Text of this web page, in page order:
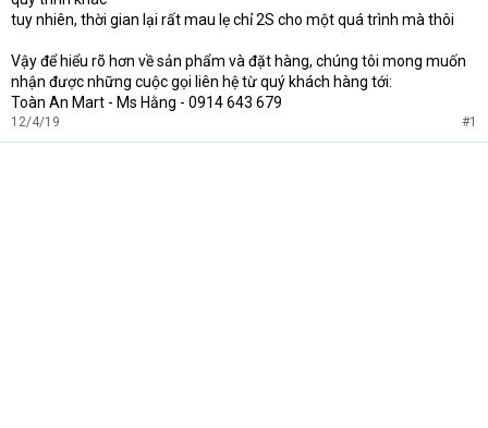
tuy nhiên, thời gian lại rất mau lẹ chỉ 2S cho một quá trình mà thôi
Vậy để hiểu rõ hơn về sản phẩm và đặt hàng, chúng tôi mong muốn
nhận được những cuộc gọi liên hệ từ quý khách hàng tới:
Toàn An Mart - Ms Hằng - 0914 643 679
12/4/19 #1